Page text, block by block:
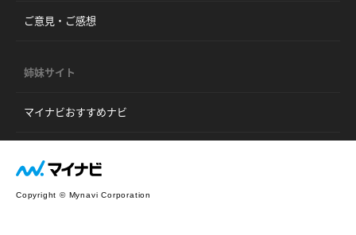
ご意見・ご感想
姉妹サイト
マイナビおすすめナビ
Copyright © Mynavi Corporation